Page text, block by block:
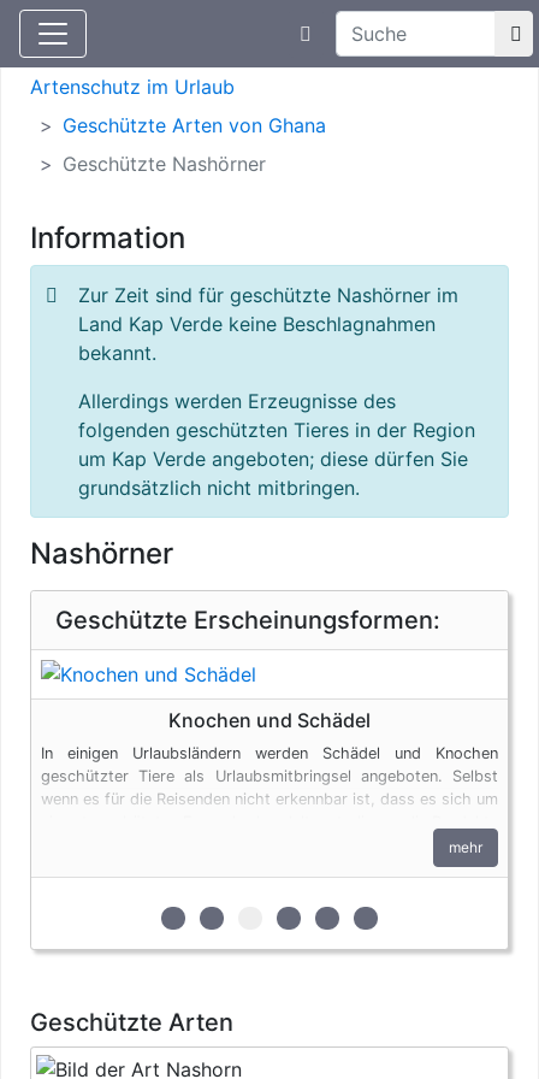
Aktuelle Meldungen
Suchtexteingabe
Artenschutz
Artenschutz im Urlaub
Geschützte Arten von Ghana
Geschützte Nashörner
Information
Zur Zeit sind für geschützte Nashörner im
Land Kap Verde keine Beschlagnahmen
bekannt.
Allerdings werden Erzeugnisse des
folgenden geschützten Tieres in der Region
um Kap Verde angeboten; diese dürfen Sie
grundsätzlich nicht mitbringen.
Nashörner
Geschützte Erscheinungsformen:
Knochen und Schädel
In einigen Urlaubsländern werden Schädel und Knochen
geschützter Tiere als Urlaubsmitbringsel angeboten. Selbst
wenn es für die Reisenden nicht erkennbar ist, dass es sich um
den artenschutzrechtlichen Bestimmungen. Bei privaten
Einfuhren zum persönlichen Gebrauch sind bis zu vier
genehmigungsfrei, wenn diese im persönlichen Gepäck
dieser Dokumentenfreiheit ausgenommen.
mehr
zur 1. geschützten Erscheinungsform
zur 2. geschützten
zur 3. geschützten
zur 4. geschützten
zur 5. geschützten
zur 6. geschützten
Geschützte Arten